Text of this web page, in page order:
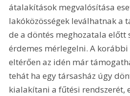
átalakítások megvalósítása
lakóközösségek leválhatnak a
de a döntés meghozatala előtt
érdemes mérlegelni. A
eltérően az idén már
tehát ha egy társasház úgy
kialakítani a fűtési rendszerét,